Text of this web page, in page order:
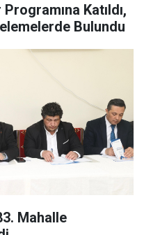
Katıldı,
Bulundu
Mahalle